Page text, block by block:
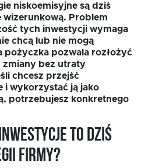
niskoemisyjne są dziś
wizerunkową. Problem
tych inwestycji wymaga
chcą lub nie mogą
pożyczka pozwala rozłożyć
zmiany bez utraty
chcesz przejść
i wykorzystać ją jako
potrzebujesz konkretnego
to dziś
firmy?